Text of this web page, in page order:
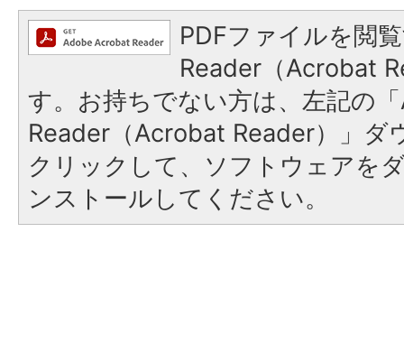
PDFファイルを閲
Reader（Acrobat
す。お持ちでない方は、左記の
Reader（Acrobat Reader）」ダ
クリックして、ソフトウェアを
ンストールしてください。